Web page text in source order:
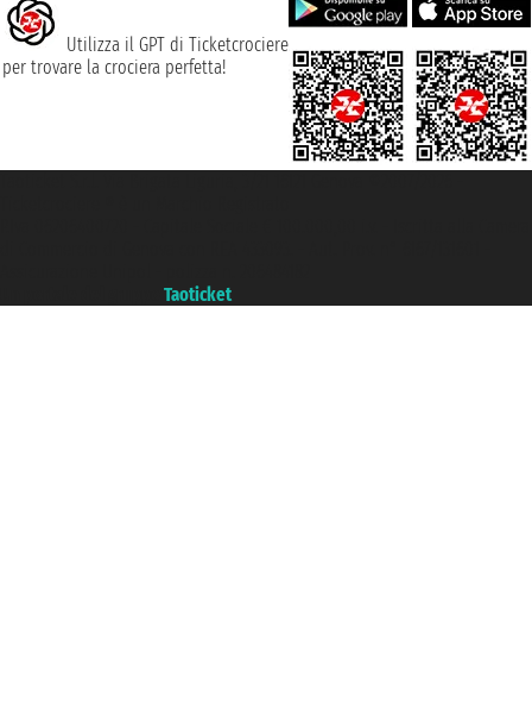
Utilizza il GPT di Ticketcrociere
per trovare la crociera perfetta!
Taoticket